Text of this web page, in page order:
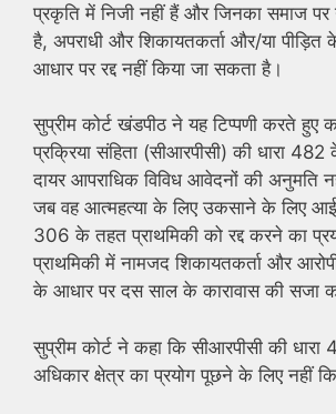
प्रकृति में निजी नहीं हैं और जिनका समाज पर
है, अपराधी और शिकायतकर्ता और/या
आधार पर रद्द नहीं किया जा सकता है।
सुप्रीम कोर्ट खंडपीठ ने यह टिप्पणी करते हुए
प्रक्रिया संहिता (सीआरपीसी) की धारा 482
दायर आपराधिक विविध आवेदनों की अनुमति
जब वह आत्महत्या के लिए उकसाने के लिए
306 के तहत प्राथमिकी को रद्द करने का
प्राथमिकी में नामजद शिकायतकर्ता और
के आधार पर दस साल के कारावास की सजा
सुप्रीम कोर्ट ने कहा कि सीआरपीसी की
अधिकार क्षेत्र का प्रयोग पूछने के लिए नहीं